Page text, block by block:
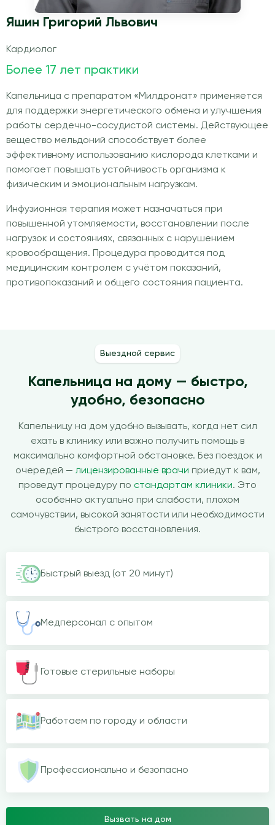
Яшин Григорий Львович
Кардиолог
Более 17 лет практики
Капельница с препаратом «Милдронат» применяется
для поддержки энергетического обмена и улучшения
работы сердечно-сосудистой системы. Действующее
вещество мельдоний способствует более
эффективному использованию кислорода клетками и
помогает повышать устойчивость организма к
физическим и эмоциональным нагрузкам.
Инфузионная терапия может назначаться при
повышенной утомляемости, восстановлении после
нагрузок и состояниях, связанных с нарушением
кровообращения. Процедура проводится под
медицинским контролем с учётом показаний,
противопоказаний и общего состояния пациента.
Выездной сервис
Капельница на дому — быстро,
удобно, безопасно
Капельницу на дом удобно вызывать, когда нет сил
ехать в клинику или важно получить помощь в
максимально комфортной обстановке. Без поездок и
очередей — лицензированные врачи приедут к вам,
проведут процедуру по стандартам клиники. Это
особенно актуально при слабости, плохом
самочувствии, высокой занятости или необходимости
быстрого восстановления.
Быстрый выезд (от 20 минут)
Медперсонал с опытом
Готовые стерильные наборы
Работаем по городу и области
Профессионально и безопасно
Вызвать на дом